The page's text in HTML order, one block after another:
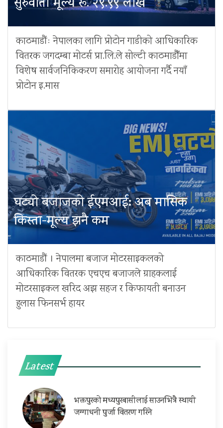
सुरुवाती मूल्य रू. २९.९९ लाख
काठमाडौंः नेपालका लागि प्रोटोन गाडीको आधिकारिक
वितरक जगदम्बा मोटर्स प्रा.लि.ले सोल्टी काठमाडौँमा
विशेष सार्वजनिकिकरण समारोह आयोजना गर्दै नयाँ
प्रोटोन इ.मास
घट्यो बजाजको ईएमआई: अब मासिक
किस्ता-मूल्य झनै कम
काठमाडौं । नेपालमा बजाज मोटरसाइकलको
आधिकारिक वितरक एचएच बजाजले ग्राहकलाई
मोटरसाइकल खरिद अझ सहज र किफायती बनाउन
हुलास फिनसर्भ हायर
Latest
भक्तपुरको मध्यपुरबासीलाई साउनभित्रै स्थायी
जग्गाधनी पुर्जा वितरण गरिने